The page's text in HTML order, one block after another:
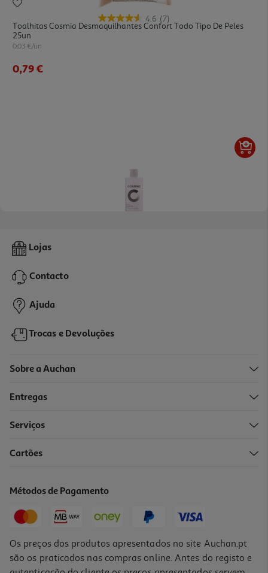
4.6 (7)
Toalhitas Cosmia Desmaquilhantes Confort Todo Tipo De Peles
25un
0.03 €/un
0,79 €
Tónico Cosmia Limpeza Sensíveis Com Flor Jasmim 250ml
1,59 €
Lojas
Contacto
Ajuda
Trocas e Devoluções
Sobre a Auchan
Entregas
Serviços
Cartões
Métodos de Pagamento
Os preços dos produtos apresentados no site Auchan.pt
são os praticados nas compras online. Antes do registo e